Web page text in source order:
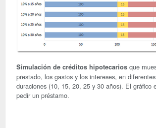
Simulación de créditos hipotecarios que
prestado, los gastos y los intereses, en
duraciones (10, 15, 20, 25 y 30 años). El
pedir un préstamo.